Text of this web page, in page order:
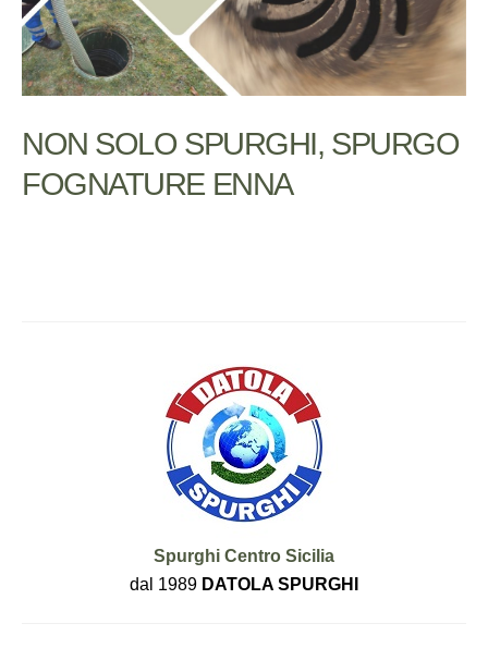
NON SOLO SPURGHI, SPURGO
FOGNATURE ENNA
Spurghi Centro Sicilia
dal 1989 DATOLA SPURGHI